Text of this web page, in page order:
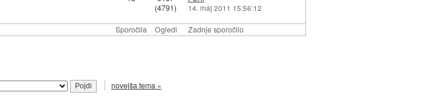
Sporočila Ogledi Zadnje sporočilo
(4791)
14. maj 2011 15:56:12
novejša tema »